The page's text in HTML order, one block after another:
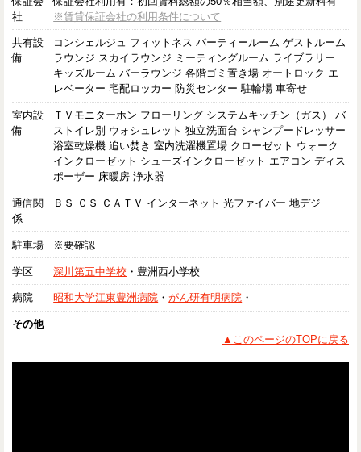
社
※賃貸保証会社の利用条件について
共有設
備
コンシェルジュ フィットネス パーティールーム ゲストルーム
ラウンジ スカイラウンジ ミーティングルーム ライブラリー
キッズルーム バーラウンジ 各階ゴミ置き場 オートロック エ
レベーター 宅配ロッカー 防災センター 駐輪場 車寄せ
室内設
備
ＴＶモニターホン フローリング システムキッチン（ガス） バ
ストイレ別 ウォシュレット 独立洗面台 シャンプードレッサー
浴室乾燥機 追い焚き 室内洗濯機置場 クローゼット ウォーク
インクローゼット シューズインクローゼット エアコン ディス
ポーザー 床暖房 浄水器
通信関
係
ＢＳ ＣＳ ＣＡＴＶ インターネット 光ファイバー 地デジ
駐車場 ※要確認
学区 深川第五中学校 ・豊洲西小学校
病院 昭和大学江東豊洲病院 ・がん研有明病院 ・
その他
▲このページのTOPに戻る